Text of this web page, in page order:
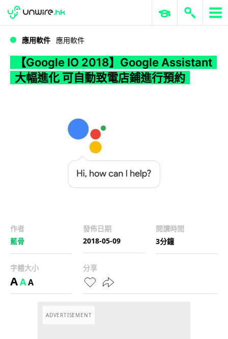
WWDC 2026 ERP 與商業 AI
應用軟件 應用軟件
【Google IO 2018】Google Assistant
大幅進化 可自動致電店鋪進行預約
作者
藍骨
發佈日期
2018-05-09
閱讀時間
3分鐘
字體大小
AAA
分享
ADVERTISEMENT